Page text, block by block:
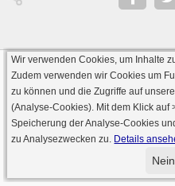
Datenschutz
· Serverversion: 2026 6.241
Online Skat Server:
Wir verwenden Cookies, um Inhalte
Zudem verwenden wir Cookies um
zu können und die Zugriffe auf
(Analyse-Cookies). Mit dem Klick auf
Speicherung der Analyse-Cookies
zu Analysezwecken zu. Details
Nein